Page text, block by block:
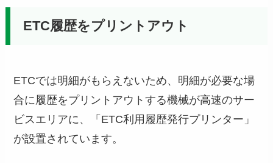
ETC履歴をプリントアウト
ETCでは明細がもらえないため、明細が必要な場
合に履歴をプリントアウトする機械が高速のサー
ビスエリアに、「ETC利用履歴発行プリンター」
が設置されています。